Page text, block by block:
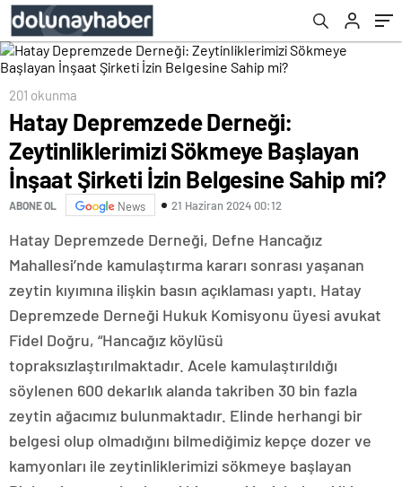
Şirketi İzin Belgesine Sahip mi?
201 okunma
Hatay Depremzede Derneği:
Zeytinliklerimizi Sökmeye Başlayan
İnşaat Şirketi İzin Belgesine Sahip mi?
ABONE OL News 21 Haziran 2024 00:12
Hatay Depremzede Derneği, Defne Hancağız
Mahallesi’nde kamulaştırma kararı sonrası yaşanan
zeytin kıyımına ilişkin basın açıklaması yaptı. Hatay
Depremzede Derneği Hukuk Komisyonu üyesi avukat
Fidel Doğru, “Hancağız köylüsü
topraksızlaştırılmaktadır. Acele kamulaştırıldığı
söylenen 600 dekarlık alanda takriben 30 bin fazla
zeytin ağacımız bulunmaktadır. Elinde herhangi bir
belgesi olup olmadığını bilmediğimiz kepçe dozer ve
kamyonları ile zeytinliklerimizi sökmeye başlayan